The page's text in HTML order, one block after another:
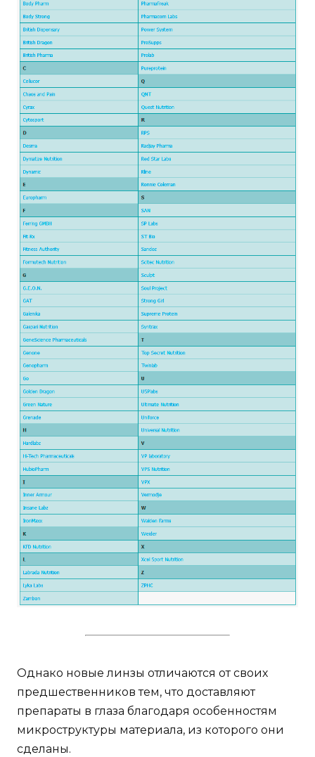
Однако новые линзы отличаются от своих
предшественников тем, что доставляют
препараты в глаза благодаря особенностям
микроструктуры материала, из которого они
сделаны.